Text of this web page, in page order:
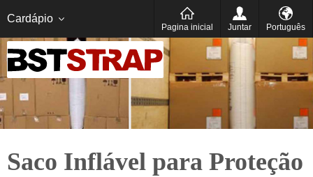
Cardápio
Pagina inicial Juntar Português
Português
Saco Inflável para Proteção